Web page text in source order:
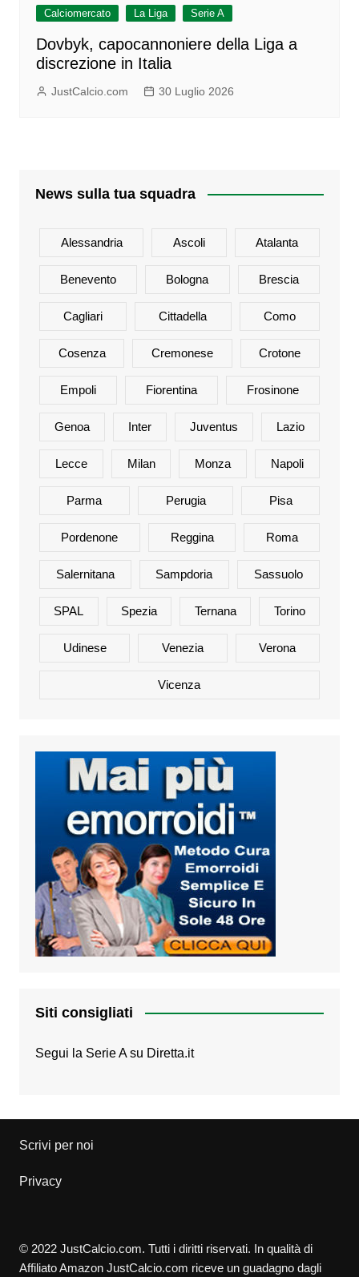
Calciomercato La Liga Serie A
Dovbyk, capocannoniere della Liga a
discrezione in Italia
JustCalcio.com 30 Luglio 2026
News sulla tua squadra
Alessandria Ascoli Atalanta
Benevento Bologna Brescia
Cagliari Cittadella Como
Cosenza Cremonese Crotone
Empoli Fiorentina Frosinone
Genoa Inter Juventus Lazio
Lecce Milan Monza Napoli
Parma Perugia Pisa
Pordenone Reggina Roma
Salernitana Sampdoria Sassuolo
SPAL Spezia Ternana Torino
Udinese Venezia Verona
Vicenza
Siti consigliati
Segui la Serie A su Diretta.it
Scrivi per noi
Privacy
© 2022 JustCalcio.com. Tutti i diritti riservati. In qualità di
Affiliato Amazon JustCalcio.com riceve un guadagno dagli